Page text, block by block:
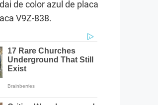
de color azul de placa
V9Z-838.